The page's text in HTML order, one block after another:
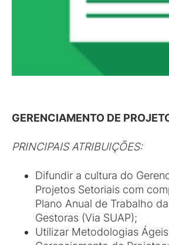
GERENCIAMENTO DE
PRINCIPAIS ATRIBUIÇÕES:
Difundir a cultura do
Projetos Setoriais com
Plano Anual de Trabalho
Gestoras (Via SUAP);
Utilizar Metodologias